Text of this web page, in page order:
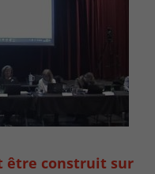
être construit sur